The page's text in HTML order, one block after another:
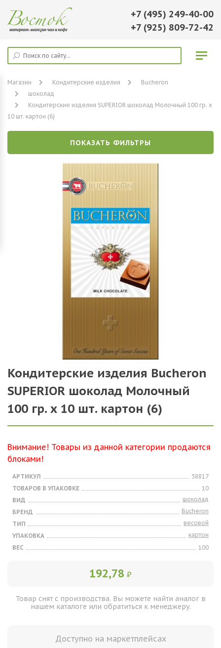
+7 (495) 249-40-00
+7 (925) 809-72-42
Магазин Кондитерские изделия
Bucheron
шоколад
Кондитерские изделия SUPERIOR шоколад Молочный 100 гр. х
10 шт. картон (6)
ПОКАЗАТЬ ФИЛЬТРЫ
Кондитерские изделия Bucheron
SUPERIOR шоколад Молочный
100 гр. х 10 шт. картон (6)
Внимание! Товары из данной категории продаются
блоками!
АРТИКУЛ
38817
ТОВАРОВ В УПАКОВКЕ
10
ВИД
шоколад
БРЕНД
Bucheron
ТИП
весовой
УПАКОВКА
картон
ВЕС
100
192,78 ₽
Товар снят с производства. Вы можете найти аналог в
нашем каталоге или обратиться к менеджеру.
Доступно на маркетплейсах